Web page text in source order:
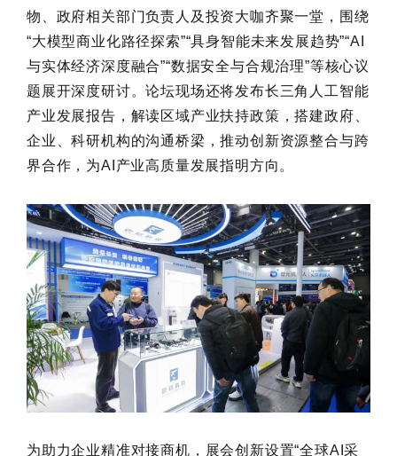
物、政府相关部门负责人及投资大咖齐聚一堂，围绕
“大模型商业化路径探索”“具身智能未来发展趋势”“AI
与实体经济深度融合”“数据安全与合规治理”等核心议
题展开深度研讨。论坛现场还将发布长三角人工智能
产业发展报告，解读区域产业扶持政策，搭建政府、
企业、科研机构的沟通桥梁，推动创新资源整合与跨
界合作，为AI产业高质量发展指明方向。
为助力企业精准对接商机，展会创新设置“全球AI采